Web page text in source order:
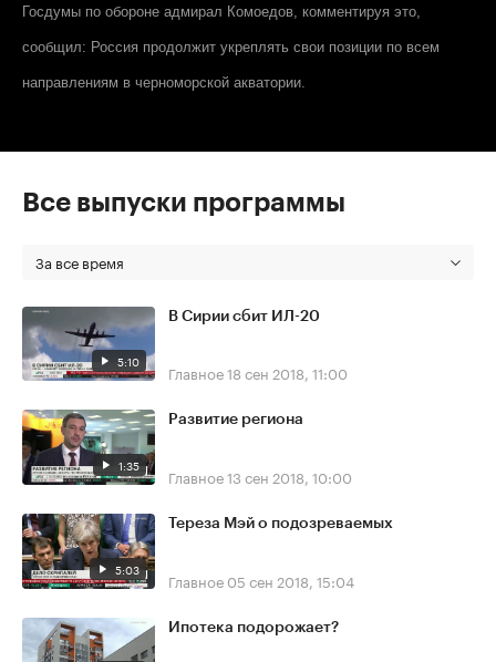
Госдумы по обороне адмирал Комоедов, комментируя это,
сообщил: Россия продолжит укреплять свои позиции по всем
направлениям в черноморской акватории.
Все выпуски программы
За все время
5:10
В Сирии сбит ИЛ-20
Главное18 сен 2018, 11:00
1:35
Развитие региона
Главное13 сен 2018, 10:00
5:03
Тереза Мэй о подозреваемых
Главное 05 сен 2018, 15:04
Ипотека подорожает?